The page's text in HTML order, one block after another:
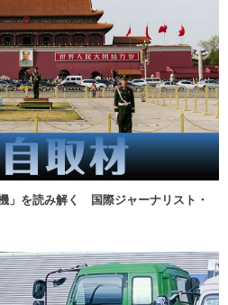
」を読み解く 国際ジャーナリスト・